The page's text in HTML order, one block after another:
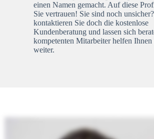
einen Namen gemacht. Auf diese
Sie vertrauen! Sie sind noch
kontaktieren Sie doch die kostenlose
Kundenberatung und lassen sich
kompetenten Mitarbeiter helfen Ihnen
weiter.